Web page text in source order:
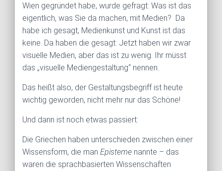
Wien gegründet habe, wurde gefragt: Was ist das
eigentlich, was Sie da machen, mit Medien? Da
habe ich gesagt, Medienkunst und Kunst ist das
keine. Da haben die gesagt: Jetzt haben wir zwar
visuelle Medien, aber das ist zu wenig. Ihr müsst
das „visuelle Mediengestaltung“ nennen.
Das heißt also, der Gestaltungsbegriff ist heute
wichtig geworden, nicht mehr nur das Schöne!
Und dann ist noch etwas passiert:
Die Griechen haben unterschieden zwischen einer
Wissensform, die man Episteme nannte – das
waren die sprachbasierten Wissenschaften